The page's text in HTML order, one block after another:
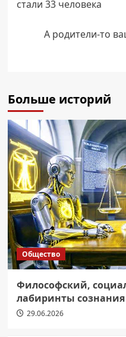
стали 33 человека
А родители-то
Больше историй
Общество
Философский,
лабиринты
29.06.2026